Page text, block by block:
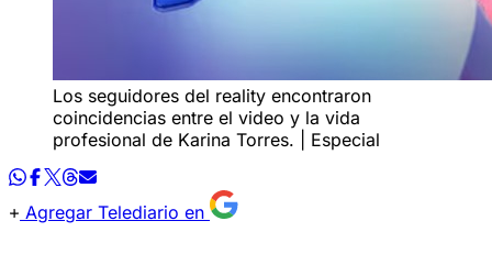
Los seguidores del reality encontraron
coincidencias entre el video y la vida
profesional de Karina Torres. | Especial
Agregar Telediario en